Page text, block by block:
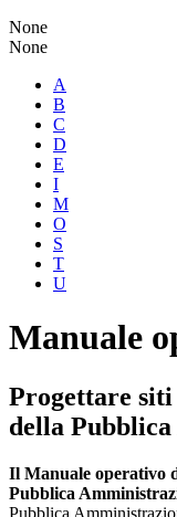
None
None
A
B
C
D
E
I
M
O
S
T
U
Manuale
Progettare
della
Il Manuale operativo
Pubblica
Pubblica